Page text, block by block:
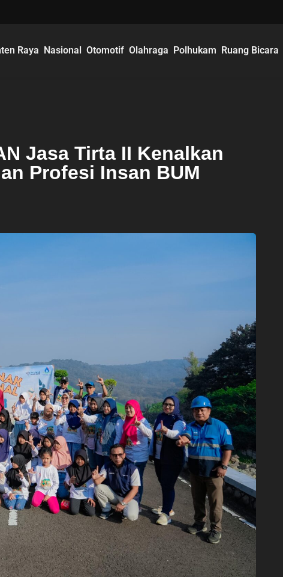
Raya Nasional Otomotif Olahraga Polhukam Ruang Bicara
Jasa Tirta II Kenalkan
Profesi Insan BUM